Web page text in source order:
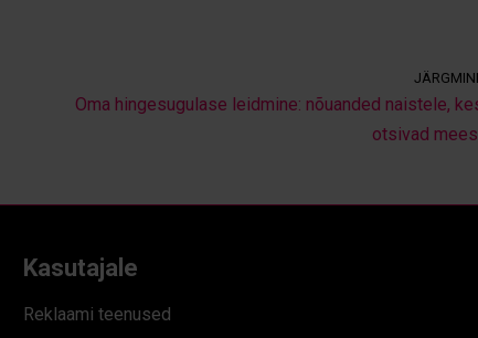
Oma hingesugulase leidmine: nõuanded naistele,
otsivad
Kasutajale
Reklaami teenused